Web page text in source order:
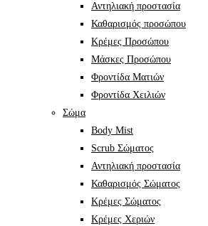
Αντηλιακή προστασία
Καθαρισμός προσώπου
Κρέμες Προσώπου
Μάσκες Προσώπου
Φροντίδα Ματιών
Φροντίδα Χειλιών
Σώμα
Body Mist
Scrub Σώματος
Αντηλιακή προστασία
Καθαρισμός Σώματος
Κρέμες Σώματος
Κρέμες Χεριών